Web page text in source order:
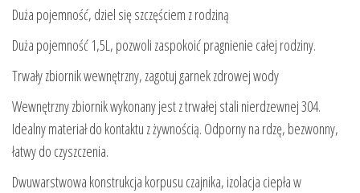
Duża pojemność, dziel się szczęściem z rodziną
Duża pojemność 1,5L, pozwoli zaspokoić pragnienie całej rodziny.
Trwały zbiornik wewnętrzny, zagotuj garnek zdrowej wody
Wewnętrzny zbiornik wykonany jest z trwałej stali nierdzewnej 304.
Idealny materiał do kontaktu z żywnością. Odporny na rdzę, bezwonny,
łatwy do czyszczenia.
Dwuwarstwowa konstrukcja korpusu czajnika, izolacja ciepła w